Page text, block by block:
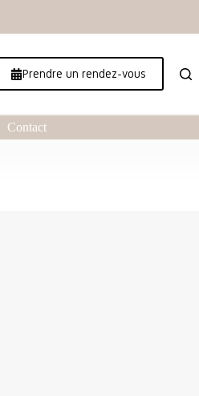
Prendre un rendez-vous
Contact